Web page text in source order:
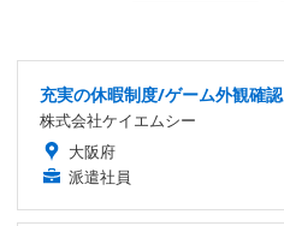
充実の休暇制度/ゲーム外観確認
株式会社ケイエムシー
大阪府
派遣社員